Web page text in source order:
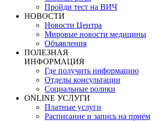
Пройди тест на ВИЧ
НОВОСТИ
Новости Центра
Мировые новости медицины
Объявления
ПОЛЕЗНАЯ
ИНФОРМАЦИЯ
Где получить информацию
Отделы консультации
Социальные ролики
ONLINE УСЛУГИ
Платные услуги
Расписание и запись на приём